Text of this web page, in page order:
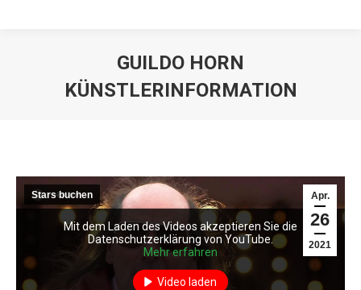
GUILDO HORN
KÜNSTLERINFORMATION
Apr.
26
2021
Stars buchen
Mit dem Laden des Videos akzeptieren Sie die
Datenschutzerklärung von YouTube.
Mehr erfahren
Mit dem Laden des Videos akzeptieren Sie die
Datenschutzerklärung von YouTube.
Mehr erfahren
Video laden